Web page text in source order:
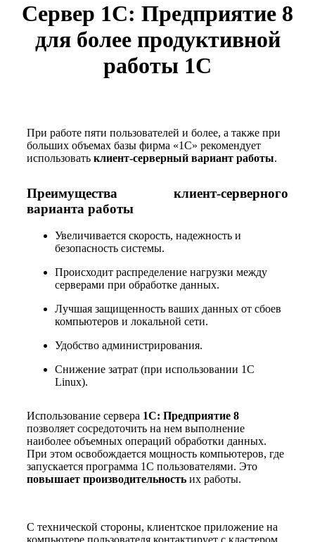
Сервер 1С: Предприятие 8
для более продуктивной
работы 1С
При работе пяти пользователей и более, а также при
больших объемах базы фирма «1С» рекомендует
использовать клиент-серверный вариант работы.
Преимущества клиент-серверного
варианта работы
Увеличивается скорость, надежность и
безопасность системы.
Происходит распределение нагрузки между
серверами при обработке данных.
Лучшая защищенность ваших данных от сбоев
компьютеров и локальной сети.
Удобство администрирования.
Снижение затрат (при использовании 1С
Linux).
Использование сервера 1С: Предприятие 8
позволяет сосредоточить на нем выполнение
наиболее объемных операций обработки данных.
При этом освобождается мощность компьютеров, где
запускается программа 1С пользователями. Это
повышает производительность их работы.
С технической стороны, клиентское приложение на